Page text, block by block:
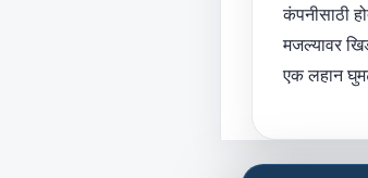
कंपनीसाठी
मजल्यावर
एक लहान